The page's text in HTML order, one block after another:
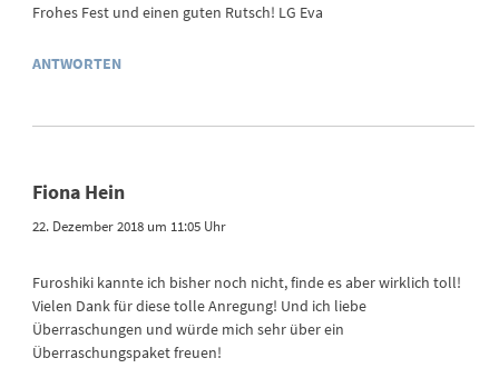
Frohes Fest und einen guten Rutsch! LG Eva
ANTWORTEN
Fiona Hein
22. Dezember 2018 um 11:05 Uhr
Furoshiki kannte ich bisher noch nicht, finde es aber wirklich toll!
Vielen Dank für diese tolle Anregung! Und ich liebe
Überraschungen und würde mich sehr über ein
Überraschungspaket freuen!